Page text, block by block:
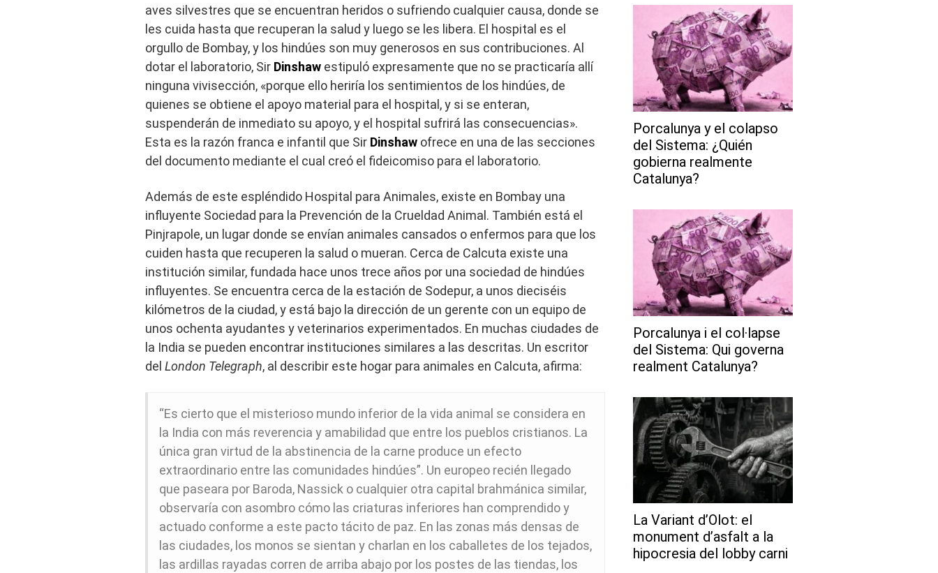
aves silvestres que se encuentran heridos o sufriendo cualquier causa, donde se
les cuida hasta que recuperan la salud y luego se les libera. El hospital es el
orgullo de Bombay, y los hindúes son muy generosos en sus contribuciones. Al
dotar el laboratorio, Sir Dinshaw estipuló expresamente que no se practicaría allí
ninguna vivisección, «porque ello heriría los sentimientos de los hindúes, de
quienes se obtiene el apoyo material para el hospital, y si se enteran,
suspenderán de inmediato su apoyo, y el hospital sufrirá las consecuencias».
Esta es la razón franca e infantil que Sir Dinshaw ofrece en una de las secciones
del documento mediante el cual creó el fideicomiso para el laboratorio.
Además de este espléndido Hospital para Animales, existe en Bombay una
influyente Sociedad para la Prevención de la Crueldad Animal. También está el
Pinjrapole, un lugar donde se envían animales cansados ​​o enfermos para que los
cuiden hasta que recuperen la salud o mueran. Cerca de Calcuta existe una
institución similar, fundada hace unos trece años por una sociedad de hindúes
influyentes. Se encuentra cerca de la estación de Sodepur, a unos dieciséis
kilómetros de la ciudad, y está bajo la dirección de un gerente con un equipo de
unos ochenta ayudantes y veterinarios experimentados. En muchas ciudades de
la India se pueden encontrar instituciones similares a las descritas. Un escritor
del London Telegraph, al describir este hogar para animales en Calcuta, afirma:
“Es cierto que el misterioso mundo inferior de la vida animal se considera en
la India con más reverencia y amabilidad que entre los pueblos cristianos. La
única gran virtud de la abstinencia de la carne produce un efecto
extraordinario entre las comunidades hindúes”. Un europeo recién llegado
que paseara por Baroda, Nassick o cualquier otra capital brahmánica similar,
observaría con asombro cómo las criaturas inferiores han comprendido y
actuado conforme a este pacto tácito de paz. En las zonas más densas de
las ciudades, los monos se sientan y charlan en los caballetes de los tejados,
las ardillas rayadas corren de arriba abajo por los postes de las tiendas, los
Porcalunya y el colapso
del Sistema: ¿Quién
gobierna realmente
Catalunya?
Porcalunya i el col·lapse
del Sistema: Qui governa
realment Catalunya?
La Variant d’Olot: el
monument d’asfalt a la
hipocresia del lobby carni